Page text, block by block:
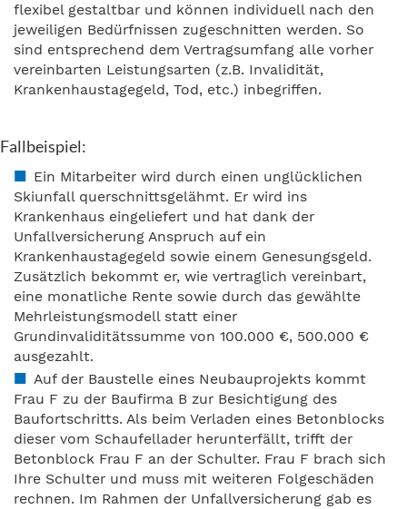
flexibel gestaltbar und können individuell nach den
jeweiligen Bedürfnissen zugeschnitten werden. So
sind entsprechend dem Vertragsumfang alle vorher
vereinbarten Leistungsarten (z.B. Invalidität,
Krankenhaustagegeld, Tod, etc.) inbegriffen.
Fallbeispiel:
Ein Mitarbeiter wird durch einen unglücklichen
Skiunfall querschnittsgelähmt. Er wird ins
Krankenhaus eingeliefert und hat dank der
Unfallversicherung Anspruch auf ein
Krankenhaustagegeld sowie einem Genesungsgeld.
Zusätzlich bekommt er, wie vertraglich vereinbart,
eine monatliche Rente sowie durch das gewählte
Mehrleistungsmodell statt einer
Grundinvaliditätssumme von 100.000 €, 500.000 €
ausgezahlt.
Auf der Baustelle eines Neubauprojekts kommt
Frau F zu der Baufirma B zur Besichtigung des
Baufortschritts. Als beim Verladen eines Betonblocks
dieser vom Schaufellader herunterfällt, trifft der
Betonblock Frau F an der Schulter. Frau F brach sich
Ihre Schulter und muss mit weiteren Folgeschäden
rechnen. Im Rahmen der Unfallversicherung gab es